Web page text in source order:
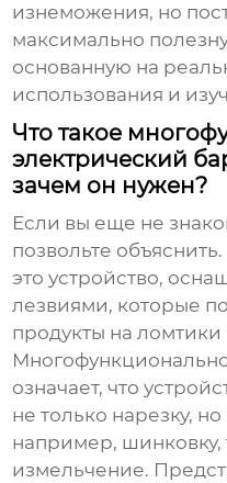
изнеможения, но
максимально
основанную на
использования и
Что такое
электрический
зачем он нужен?
Если вы еще не
позвольте
это устройство,
лезвиями, которые
продукты на
означает, что
не только нарезку,
например, шинковку,
измельчение.